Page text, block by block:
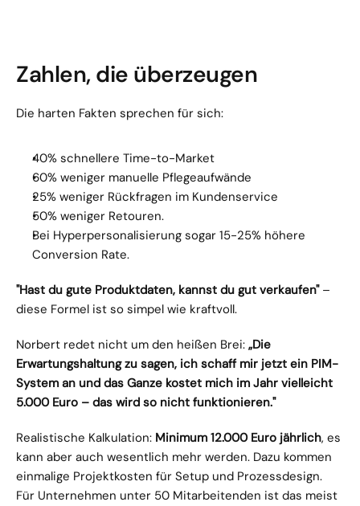
Zahlen, die überzeugen
Die harten Fakten sprechen für sich:
40% schnellere Time-to-Market
60% weniger manuelle Pflegeaufwände
25% weniger Rückfragen im Kundenservice
50% weniger Retouren.
Bei Hyperpersonalisierung sogar 15-25% höhere
Conversion Rate.
"Hast du gute Produktdaten, kannst du gut verkaufen" –
diese Formel ist so simpel wie kraftvoll.
Norbert redet nicht um den heißen Brei: „Die
Erwartungshaltung zu sagen, ich schaff mir jetzt ein PIM-
System an und das Ganze kostet mich im Jahr vielleicht
5.000 Euro – das wird so nicht funktionieren."
Realistische Kalkulation: Minimum 12.000 Euro jährlich, es
kann aber auch wesentlich mehr werden. Dazu kommen
einmalige Projektkosten für Setup und Prozessdesign.
Für Unternehmen unter 50 Mitarbeitenden ist das meist